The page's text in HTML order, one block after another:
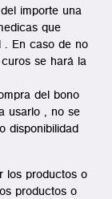
importe una
que
. En caso de no
se hará la
del bono
usarlo , no se
disponibilidad
los productos o
productos o